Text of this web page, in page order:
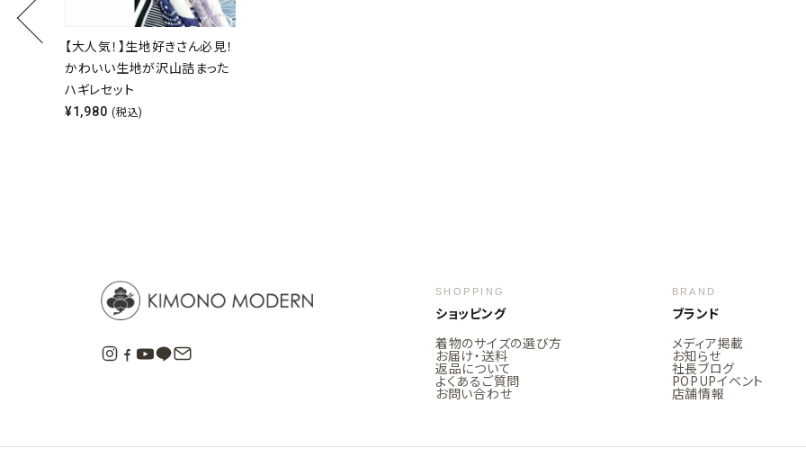
【大人気！】生地好きさん必見！
かわいい生地が沢山詰まった
ハギレセット
¥1,980 (税込)
SHOPPING
ショッピング
着物のサイズの選び方
お届け・送料
返品について
よくあるご質問
お問い合わせ
BRAND
ブランド
メディア掲載
お知らせ
社長ブログ
POPUPイベント
店舗情報